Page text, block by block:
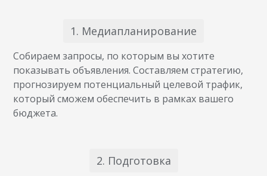
1. Медиапланирование
Собираем запросы, по которым вы хотите
показывать объявления. Составляем стратегию,
прогнозируем потенциальный целевой трафик,
который сможем обеспечить в рамках вашего
бюджета.
2. Подготовка